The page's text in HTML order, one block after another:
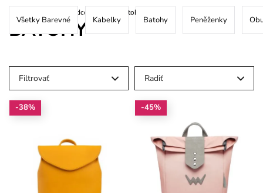
Výmena a vrátenie zadarmo Zobraziť
Vánoční průvodce Batohy
BATOHY
Všetky Barevné Kabelky Batohy Peněženky
Filtrovať Radiť
-38% -45%